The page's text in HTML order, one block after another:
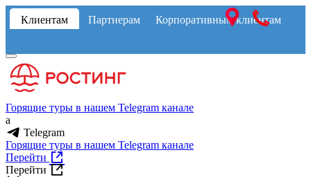
Клиентам Партнерам Корпоративным клиентам
Горящие туры в нашем Telegram канале
a
Telegram
Горящие туры в нашем Telegram канале
Перейти
Перейти